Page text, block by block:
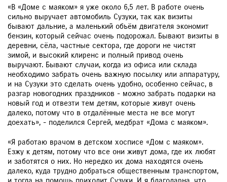
«В «Доме с маяком» я уже около 6,5 лет. В работе очень
сильно выручает автомобиль Сузуки, так как визиты
бывают дальние, а маленький объём двигателя экономит
бензин, который сейчас очень подорожал. Бывают визиты в
деревни, сёла, частные сектора, где дороги не чистят
зимой, и высокий клиренс и полный привод очень
выручают. Бывают случаи, когда из офиса или склада
необходимо забрать очень важную посылку или аппаратуру,
и на Сузуки это сделать очень удобно, особенно сейчас, в
разгар новогодних праздников - можно забрать подарки на
новый год и отвезти тем детям, которые живут очень
далеко, потому что в отдалённые места не все могут
доехать», - поделился Сергей, медбрат «Дома с маяком».
«Я работаю врачом в детском хосписе «Дом с маяком».
Езжу к детям, потому что все они живут дома, где их любят
и заботятся о них. Но нередко их дома находятся очень
далеко, куда трудно добраться общественным транспортом,